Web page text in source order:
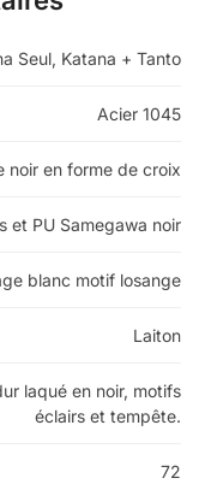
Seul, Katana + Tanto
Acier 1045
noir en forme de croix
et PU Samegawa noir
blanc motif losange
Laiton
laqué en noir, motifs
éclairs et tempête.
72